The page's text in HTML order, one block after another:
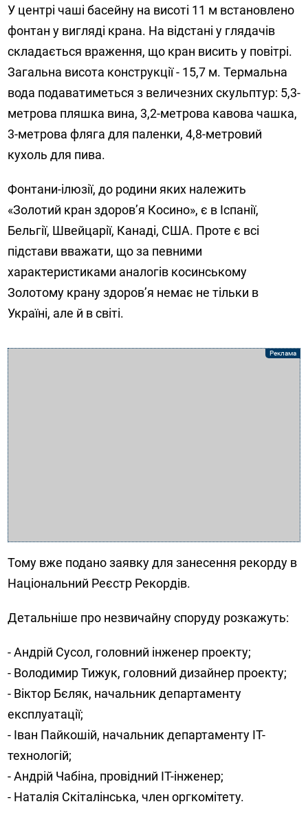
У центрі чаші басейну на висоті 11 м встановлено
фонтан у вигляді крана. На відстані у глядачів
складається враження, що кран висить у повітрі.
Загальна висота конструкції - 15,7 м. Термальна
вода подаватиметься з величезних скульптур: 5,3-
метрова пляшка вина, 3,2-метрова кавова чашка,
3-метрова фляга для паленки, 4,8-метровий
кухоль для пива.
Фонтани-ілюзії, до родини яких належить
«Золотий кран здоров’я Косино», є в Іспанії,
Бельгії, Швейцарії, Канаді, США. Проте є всі
підстави вважати, що за певними
характеристиками аналогів косинському
Золотому крану здоров’я немає не тільки в
Україні, але й в світі.
Тому вже подано заявку для занесення рекорду в
Національний Реєстр Рекордів.
Детальніше про незвичайну споруду розкажуть:
- Андрій Сусол, головний інженер проекту;
- Володимир Тижук, головний дизайнер проекту;
- Віктор Бєляк, начальник департаменту
експлуатації;
- Іван Пайкошій, начальник департаменту ІТ-
технологій;
- Андрій Чабіна, провідний ІТ-інженер;
- Наталія Скіталінська, член оргкомітету.